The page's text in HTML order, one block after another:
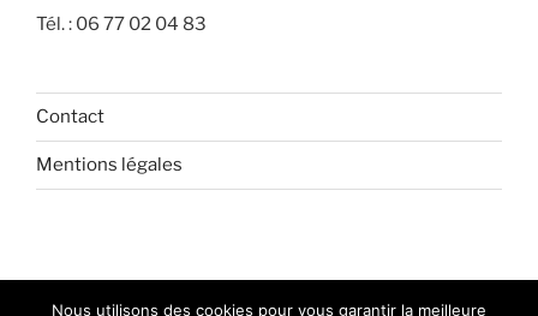
Tél. : 06 77 02 04 83
Contact
Mentions légales
Nous utilisons des cookies pour vous garantir la meilleure